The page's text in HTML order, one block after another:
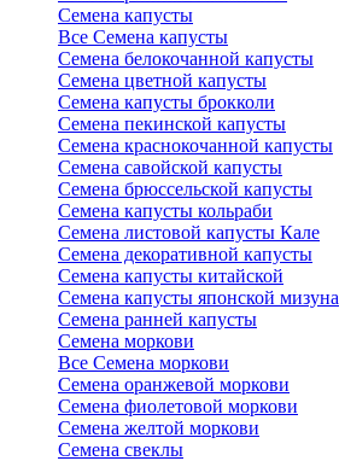
Семена капусты
Все Семена капусты
Семена белокочанной капусты
Семена цветной капусты
Семена капусты брокколи
Семена пекинской капусты
Семена краснокочанной капусты
Семена савойской капусты
Семена брюссельской капусты
Семена капусты кольраби
Семена листовой капусты Кале
Семена декоративной капусты
Семена капусты китайской
Семена капусты японской мизуна
Семена ранней капусты
Семена моркови
Все Семена моркови
Семена оранжевой моркови
Семена фиолетовой моркови
Семена желтой моркови
Семена свеклы